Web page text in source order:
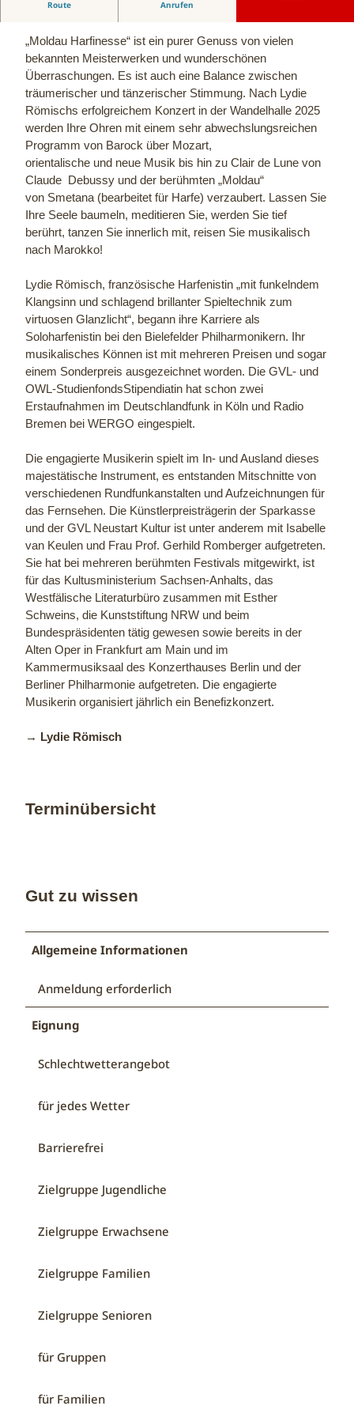
Route Anrufen
Lydie Römisch
„Moldau Harfinesse“ ist ein purer Genuss von vielen
bekannten Meisterwerken und wunderschönen
Überraschungen. Es ist auch eine Balance zwischen
träumerischer und tänzerischer Stimmung. Nach Lydie
Römischs erfolgreichem Konzert in der Wandelhalle 2025
werden Ihre Ohren mit einem sehr abwechslungsreichen
Programm von Barock über Mozart,
orientalische und neue Musik bis hin zu Clair de Lune von
Claude Debussy und der berühmten „Moldau“
von Smetana (bearbeitet für Harfe) verzaubert. Lassen Sie
Ihre Seele baumeln, meditieren Sie, werden Sie tief
berührt, tanzen Sie innerlich mit, reisen Sie musikalisch
nach Marokko!
Lydie Römisch, französische Harfenistin „mit funkelndem
Klangsinn und schlagend brillanter Spieltechnik zum
virtuosen Glanzlicht“, begann ihre Karriere als
Soloharfenistin bei den Bielefelder Philharmonikern. Ihr
musikalisches Können ist mit mehreren Preisen und sogar
einem Sonderpreis ausgezeichnet worden. Die GVL- und
OWL-StudienfondsStipendiatin hat schon zwei
Erstaufnahmen im Deutschlandfunk in Köln und Radio
Bremen bei WERGO eingespielt.
Die engagierte Musikerin spielt im In- und Ausland dieses
majestätische Instrument, es entstanden Mitschnitte von
verschiedenen Rundfunkanstalten und Aufzeichnungen für
das Fernsehen. Die Künstlerpreisträgerin der Sparkasse
und der GVL Neustart Kultur ist unter anderem mit Isabelle
van Keulen und Frau Prof. Gerhild Romberger aufgetreten.
Sie hat bei mehreren berühmten Festivals mitgewirkt, ist
für das Kultusministerium Sachsen-Anhalts, das
Westfälische Literaturbüro zusammen mit Esther
Schweins, die Kunststiftung NRW und beim
Bundespräsidenten tätig gewesen sowie bereits in der
Alten Oper in Frankfurt am Main und im
Kammermusiksaal des Konzerthauses Berlin und der
Berliner Philharmonie aufgetreten. Die engagierte
Musikerin organisiert jährlich ein Benefizkonzert.
→ Lydie Römisch
Terminübersicht
Gut zu wissen
Allgemeine Informationen
Anmeldung erforderlich
Eignung
Schlechtwetterangebot
für jedes Wetter
Barrierefrei
Zielgruppe Jugendliche
Zielgruppe Erwachsene
Zielgruppe Familien
Zielgruppe Senioren
für Gruppen
für Familien